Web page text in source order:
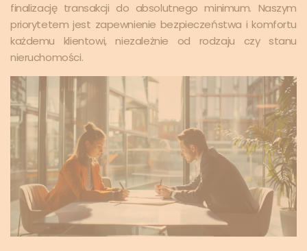
finalizację transakcji do absolutnego minimum. Naszym
priorytetem jest zapewnienie bezpieczeństwa i komfortu
każdemu klientowi, niezależnie od rodzaju czy stanu
nieruchomości.